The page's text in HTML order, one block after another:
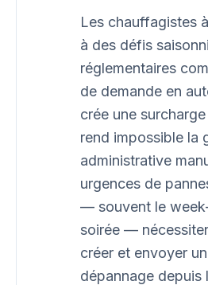
Les chauffagistes
à des défis
réglementaires
de demande en
crée une
rend impossible la
administrative
urgences de
— souvent le
soirée —
créer et envoyer
dépannage depuis